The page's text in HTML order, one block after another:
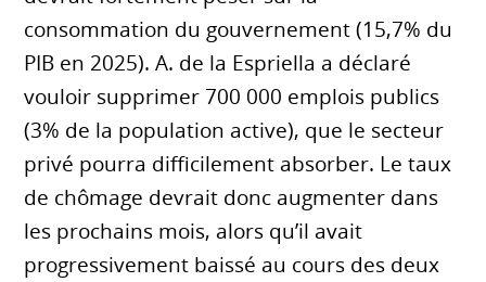
consommation du gouvernement (15,7% du
PIB en 2025). A. de la Espriella a déclaré
vouloir supprimer 700 000 emplois publics
(3% de la population active), que le secteur
privé pourra difficilement absorber. Le taux
de chômage devrait donc augmenter dans
les prochains mois, alors qu’il avait
progressivement baissé au cours des deux